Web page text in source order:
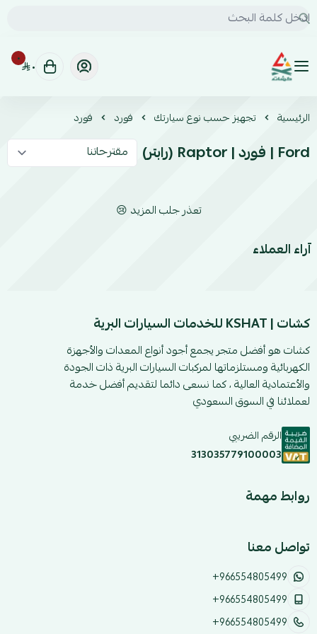
كشات | KSHAT للخدمات السيارات البرية
٠ ٠
الرئيسية تجهيز حسب نوع سيارتك فورد فورد
Ford | فورد | Raptor (رابتر)
تعذر جلب المزيد 😢
آراء العملاء
كشات | KSHAT للخدمات السيارات البرية
كشات هو أفضل متجر يجمع أجود أنواع المعدات والأجهزة
الكهربائية ومستلزماتها لمركبات السيارات البرية ذات الجودة
والأعتمادية العالية ، كما نسعى دائما لتقديم أفضل خدمة
لعملائنا في السوق السعودي
الرقم الضريبي
313035779100003
روابط مهمة
تواصل معنا
+966554805499
+966554805499
+966554805499